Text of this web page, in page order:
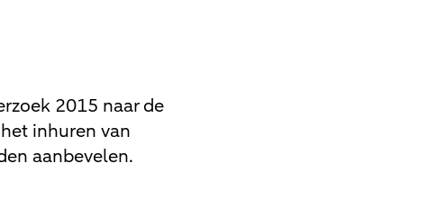
2015 naar de
inhuren van
aanbevelen.